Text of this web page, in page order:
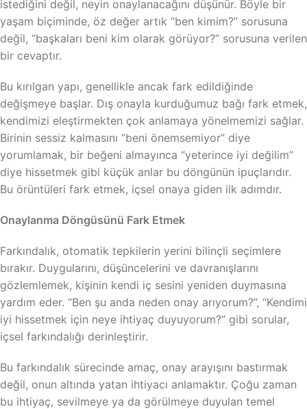
istediğini değil, neyin onaylanacağını düşünür. Böyle bir
yaşam biçiminde, öz değer artık “ben kimim?” sorusuna
değil, “başkaları beni kim olarak görüyor?” sorusuna verilen
bir cevaptır.
Bu kırılgan yapı, genellikle ancak fark edildiğinde
değişmeye başlar. Dış onayla kurduğumuz bağı fark etmek,
kendimizi eleştirmekten çok anlamaya yönelmemizi sağlar.
Birinin sessiz kalmasını “beni önemsemiyor” diye
yorumlamak, bir beğeni almayınca “yeterince iyi değilim”
diye hissetmek gibi küçük anlar bu döngünün ipuçlarıdır.
Bu örüntüleri fark etmek, içsel onaya giden ilk adımdır.
Onaylanma Döngüsünü Fark Etmek
Farkındalık, otomatik tepkilerin yerini bilinçli seçimlere
bırakır. Duygularını, düşüncelerini ve davranışlarını
gözlemlemek, kişinin kendi iç sesini yeniden duymasına
yardım eder. “Ben şu anda neden onay arıyorum?”, “Kendimi
iyi hissetmek için neye ihtiyaç duyuyorum?” gibi sorular,
içsel farkındalığı derinleştirir.
Bu farkındalık sürecinde amaç, onay arayışını bastırmak
değil, onun altında yatan ihtiyacı anlamaktır. Çoğu zaman
bu ihtiyaç, sevilmeye ya da görülmeye duyulan temel